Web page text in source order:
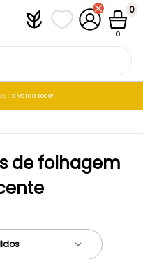
PlantfitAs minhas listas
A minha
0
0
: o verão todo!
de folhagem